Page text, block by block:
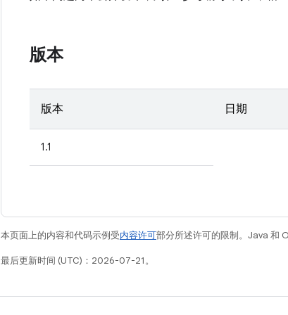
版本
版本 日期
1.1
本页面上的内容和代码示例受内容许可部分所述许可的限制。Java 和
最后更新时间 (UTC)：2026-07-21。